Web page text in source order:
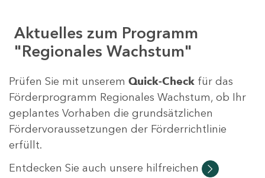
Aktuelles zum Programm
"Regionales Wachstum"
Prüfen Sie mit unserem Quick-Check für das
Förderprogramm Regionales Wachstum, ob Ihr
geplantes Vorhaben die grundsätzlichen
Fördervoraussetzungen der Förderrichtlinie
erfüllt.
Entdecken Sie auch unsere hilfreichen